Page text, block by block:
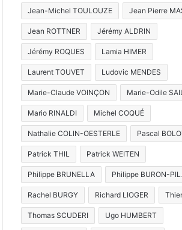
Jean-Michel TOULOUZE Jean Pierre
Jean ROTTNER Jérémy ALDRIN
Jérémy ROQUES Lamia HIMER
Laurent TOUVET Ludovic MENDES
Marie-Claude VOINÇON Marie-Odile
Mario RINALDI Michel COQUÉ
Nathalie COLIN-OESTERLE Pascal
Patrick THIL Patrick WEITEN
Philippe BRUNELLA Philippe BURON-
Rachel BURGY Richard LIOGER
Thomas SCUDERI Ugo HUMBERT